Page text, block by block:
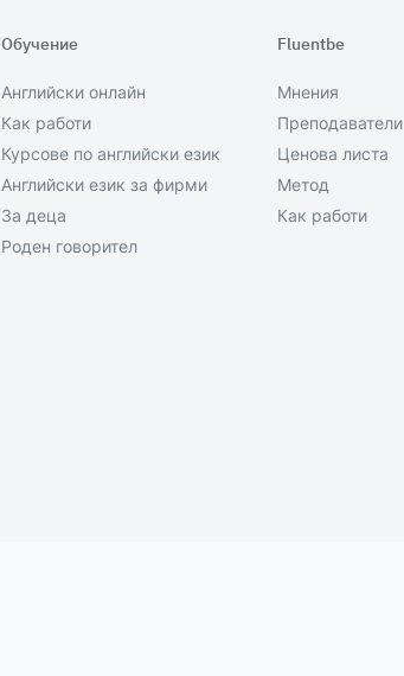
Обучение
Английски онлайн
Как работи
Курсове по английски език
Английски език за фирми
За деца
Роден говорител
Fluentbe
Мнения
Преподаватели
Ценова листа
Метод
Как работи